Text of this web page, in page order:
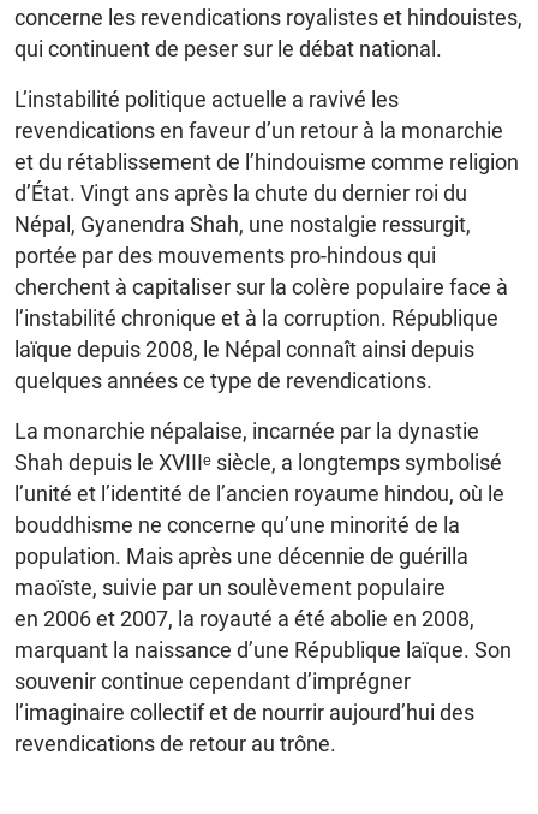
concerne les revendications royalistes et hindouistes,
qui continuent de peser sur le débat national.
L’instabilité politique actuelle a ravivé les
revendications en faveur d’un retour à la monarchie
et du rétablissement de l’hindouisme comme religion
d’État. Vingt ans après la chute du dernier roi du
Népal, Gyanendra Shah, une nostalgie ressurgit,
portée par des mouvements pro-hindous qui
cherchent à capitaliser sur la colère populaire face à
l’instabilité chronique et à la corruption. République
laïque depuis 2008, le Népal connaît ainsi depuis
quelques années ce type de revendications.
La monarchie népalaise, incarnée par la dynastie
Shah depuis le XVIIIᵉ siècle, a longtemps symbolisé
l’unité et l’identité de l’ancien royaume hindou, où le
bouddhisme ne concerne qu’une minorité de la
population. Mais après une décennie de guérilla
maoïste, suivie par un soulèvement populaire
en 2006 et 2007, la royauté a été abolie en 2008,
marquant la naissance d’une République laïque. Son
souvenir continue cependant d’imprégner
l’imaginaire collectif et de nourrir aujourd’hui des
revendications de retour au trône.